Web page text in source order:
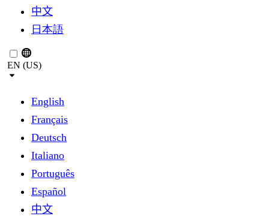
中文
日本語
EN (US)
English
Français
Deutsch
Italiano
Português
Español
中文